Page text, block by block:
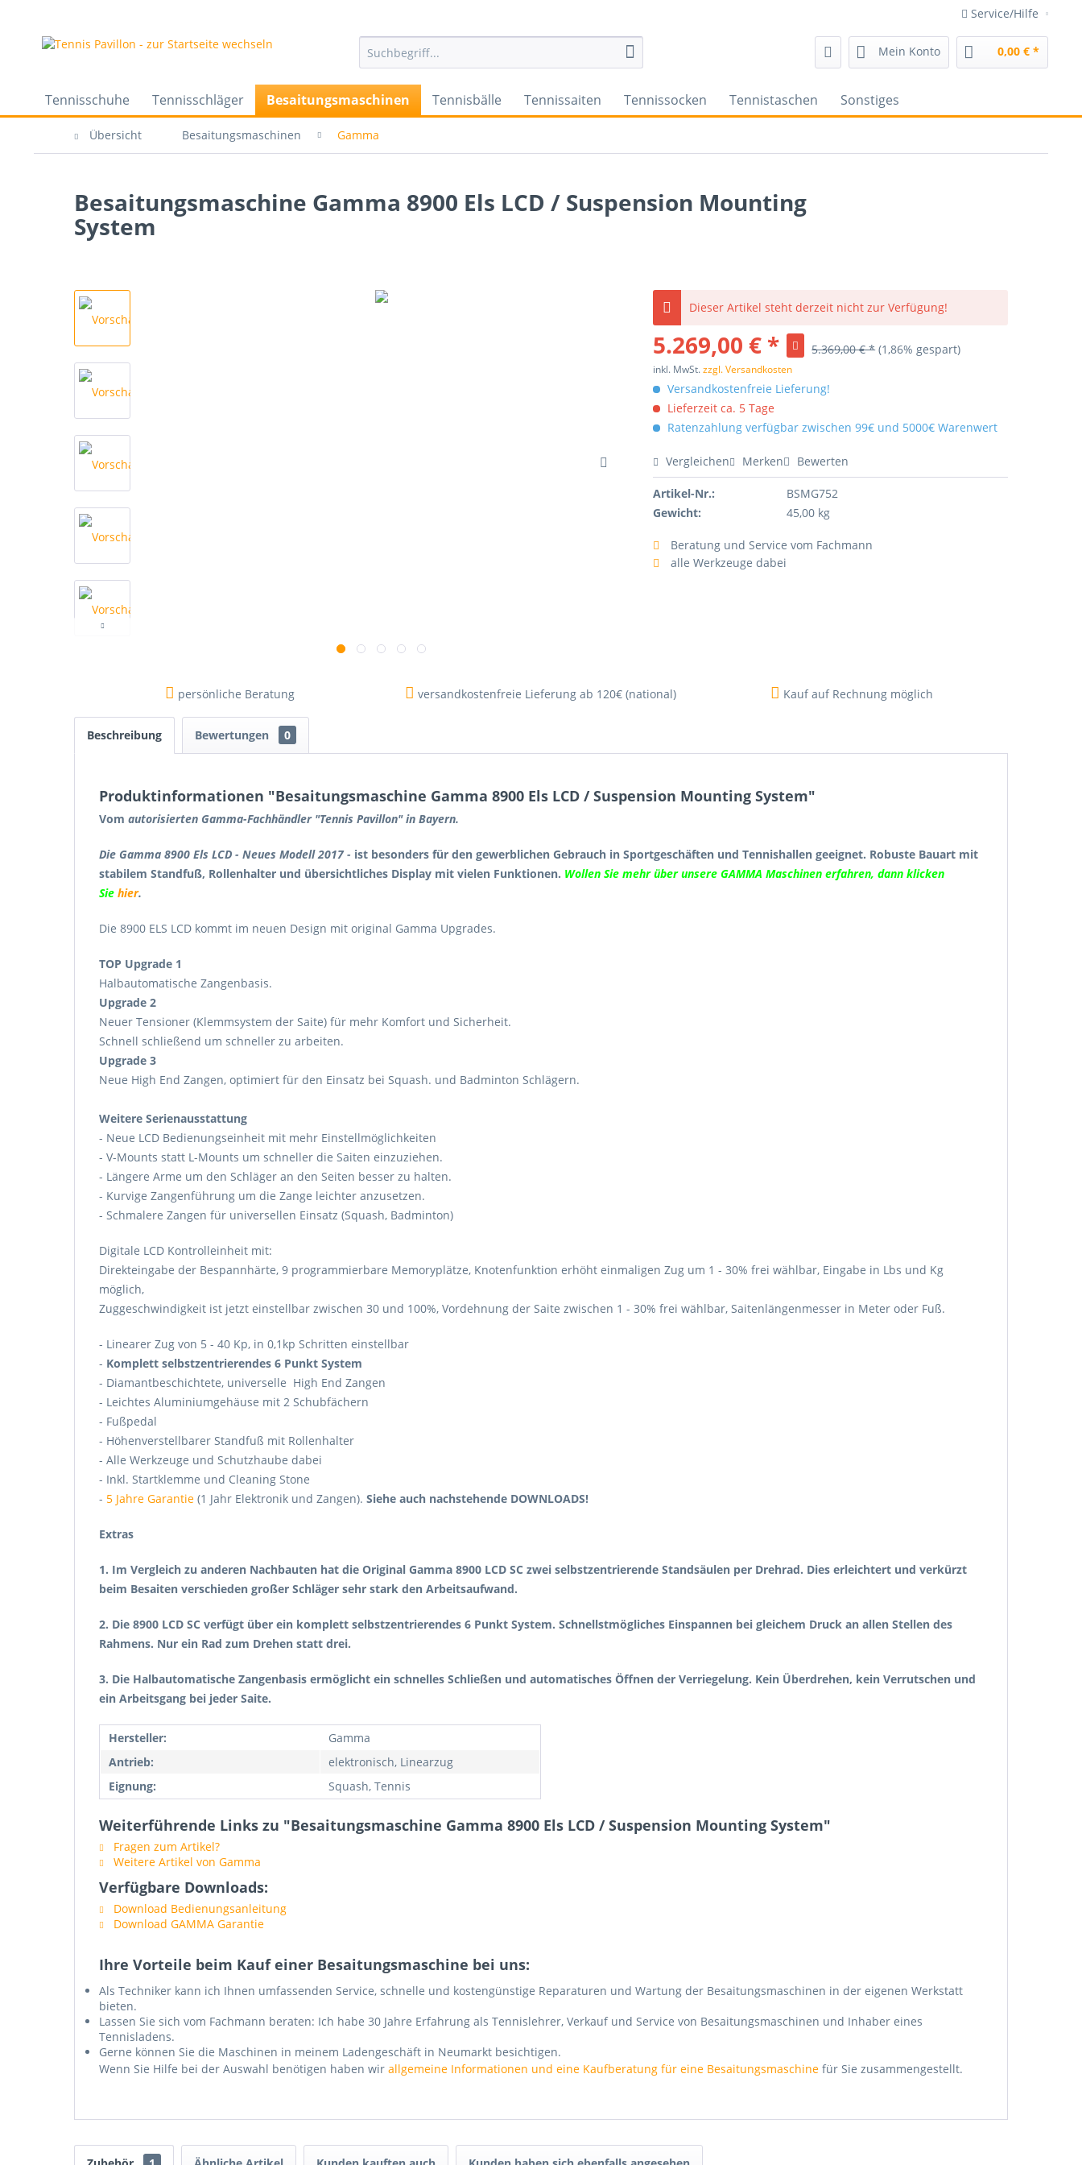
Service/Hilfe
Mein Konto 0,00 € *
Tennisschuhe Tennisschläger Besaitungsmaschinen Tennisbälle Tennissaiten Tennissocken Tennistaschen Sonstiges
Übersicht Besaitungsmaschinen Gamma
Besaitungsmaschine Gamma 8900 Els LCD / Suspension Mounting
System
Dieser Artikel steht derzeit nicht zur Verfügung!
5.269,00 € * 5.369,00 € * (1,86% gespart)
inkl. MwSt.zzgl. Versandkosten
Versandkostenfreie Lieferung!
Lieferzeit ca. 5 Tage
Ratenzahlung verfügbar zwischen 99€ und 5000€ Warenwert
Vergleichen Merken Bewerten
Artikel-Nr.:
BSMG752
Gewicht:
45,00 kg
Beratung und Service vom Fachmann
alle Werkzeuge dabei
persönliche Beratung versandkostenfreie Lieferung ab 120€ (national) Kauf auf Rechnung möglich
Beschreibung Bewertungen 0
Produktinformationen "Besaitungsmaschine Gamma 8900 Els LCD / Suspension Mounting System"
Vom autorisierten Gamma-Fachhändler "Tennis Pavillon" in Bayern.
Die Gamma 8900 Els LCD - Neues Modell 2017 - ist besonders für den gewerblichen Gebrauch in Sportgeschäften und Tennishallen geeignet. Robuste Bauart mit
stabilem Standfuß, Rollenhalter und übersichtliches Display mit vielen Funktionen. Wollen Sie mehr über unsere GAMMA Maschinen erfahren, dann klicken
Sie hier.
Die 8900 ELS LCD kommt im neuen Design mit original Gamma Upgrades.
TOP Upgrade 1
Halbautomatische Zangenbasis.
Upgrade 2
Neuer Tensioner (Klemmsystem der Saite) für mehr Komfort und Sicherheit.
Schnell schließend um schneller zu arbeiten.
Upgrade 3
Neue High End Zangen, optimiert für den Einsatz bei Squash. und Badminton Schlägern.
Weitere Serienausstattung
- Neue LCD Bedienungseinheit mit mehr Einstellmöglichkeiten
- V-Mounts statt L-Mounts um schneller die Saiten einzuziehen.
- Längere Arme um den Schläger an den Seiten besser zu halten.
- Kurvige Zangenführung um die Zange leichter anzusetzen.
- Schmalere Zangen für universellen Einsatz (Squash, Badminton)
Digitale LCD Kontrolleinheit mit:
Direkteingabe der Bespannhärte, 9 programmierbare Memoryplätze, Knotenfunktion erhöht einmaligen Zug um 1 - 30% frei wählbar, Eingabe in Lbs und Kg
möglich,
Zuggeschwindigkeit ist jetzt einstellbar zwischen 30 und 100%, Vordehnung der Saite zwischen 1 - 30% frei wählbar, Saitenlängenmesser in Meter oder Fuß.
- Linearer Zug von 5 - 40 Kp, in 0,1kp Schritten einstellbar
- Komplett selbstzentrierendes 6 Punkt System
- Diamantbeschichtete, universelle High End Zangen
- Leichtes Aluminiumgehäuse mit 2 Schubfächern
- Fußpedal
- Höhenverstellbarer Standfuß mit Rollenhalter
- Alle Werkzeuge und Schutzhaube dabei
- Inkl. Startklemme und Cleaning Stone
- 5 Jahre Garantie (1 Jahr Elektronik und Zangen). Siehe auch nachstehende DOWNLOADS!
Extras
1. Im Vergleich zu anderen Nachbauten hat die Original Gamma 8900 LCD SC zwei selbstzentrierende Standsäulen per Drehrad. Dies erleichtert und verkürzt
beim Besaiten verschieden großer Schläger sehr stark den Arbeitsaufwand.
2. Die 8900 LCD SC verfügt über ein komplett selbstzentrierendes 6 Punkt System. Schnellstmögliches Einspannen bei gleichem Druck an allen Stellen des
Rahmens. Nur ein Rad zum Drehen statt drei.
3. Die Halbautomatische Zangenbasis ermöglicht ein schnelles Schließen und automatisches Öffnen der Verriegelung. Kein Überdrehen, kein Verrutschen und
ein Arbeitsgang bei jeder Saite.
Hersteller:
Gamma
Antrieb:
elektronisch, Linearzug
Eignung:
Squash, Tennis
Weiterführende Links zu "Besaitungsmaschine Gamma 8900 Els LCD / Suspension Mounting System"
Fragen zum Artikel?
Weitere Artikel von Gamma
Verfügbare Downloads:
Download Bedienungsanleitung
Download GAMMA Garantie
Ihre Vorteile beim Kauf einer Besaitungsmaschine bei uns:
Als Techniker kann ich Ihnen umfassenden Service, schnelle und kostengünstige Reparaturen und Wartung der Besaitungsmaschinen in der eigenen Werkstatt
bieten.
Lassen Sie sich vom Fachmann beraten: Ich habe 30 Jahre Erfahrung als Tennislehrer, Verkauf und Service von Besaitungsmaschinen und Inhaber eines
Tennisladens.
Gerne können Sie die Maschinen in meinem Ladengeschäft in Neumarkt besichtigen.
Wenn Sie Hilfe bei der Auswahl benötigen haben wir allgemeine Informationen und eine Kaufberatung für eine Besaitungsmaschine für Sie zusammengestellt.